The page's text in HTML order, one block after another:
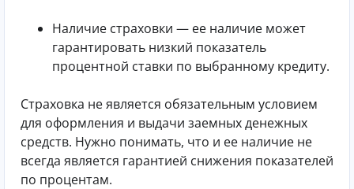
Наличие страховки — ее наличие может
гарантировать низкий показатель
процентной ставки по выбранному кредиту.
Страховка не является обязательным условием
для оформления и выдачи заемных денежных
средств. Нужно понимать, что и ее наличие не
всегда является гарантией снижения показателей
по процентам.